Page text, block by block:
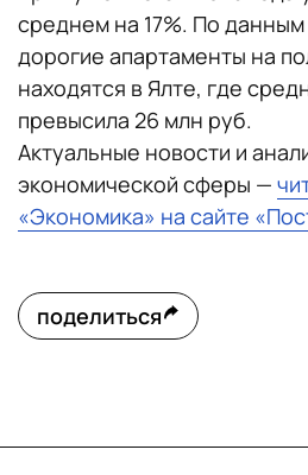
среднем на 17%. По
дорогие апартаменты на
находятся в Ялте, где
превысила 26 млн руб.
Актуальные новости и
экономической сферы —
«Экономика» на сайте
поделиться